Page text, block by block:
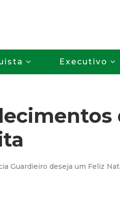
P
r
f
i
Executivo
Guardieiro deseja um Feliz